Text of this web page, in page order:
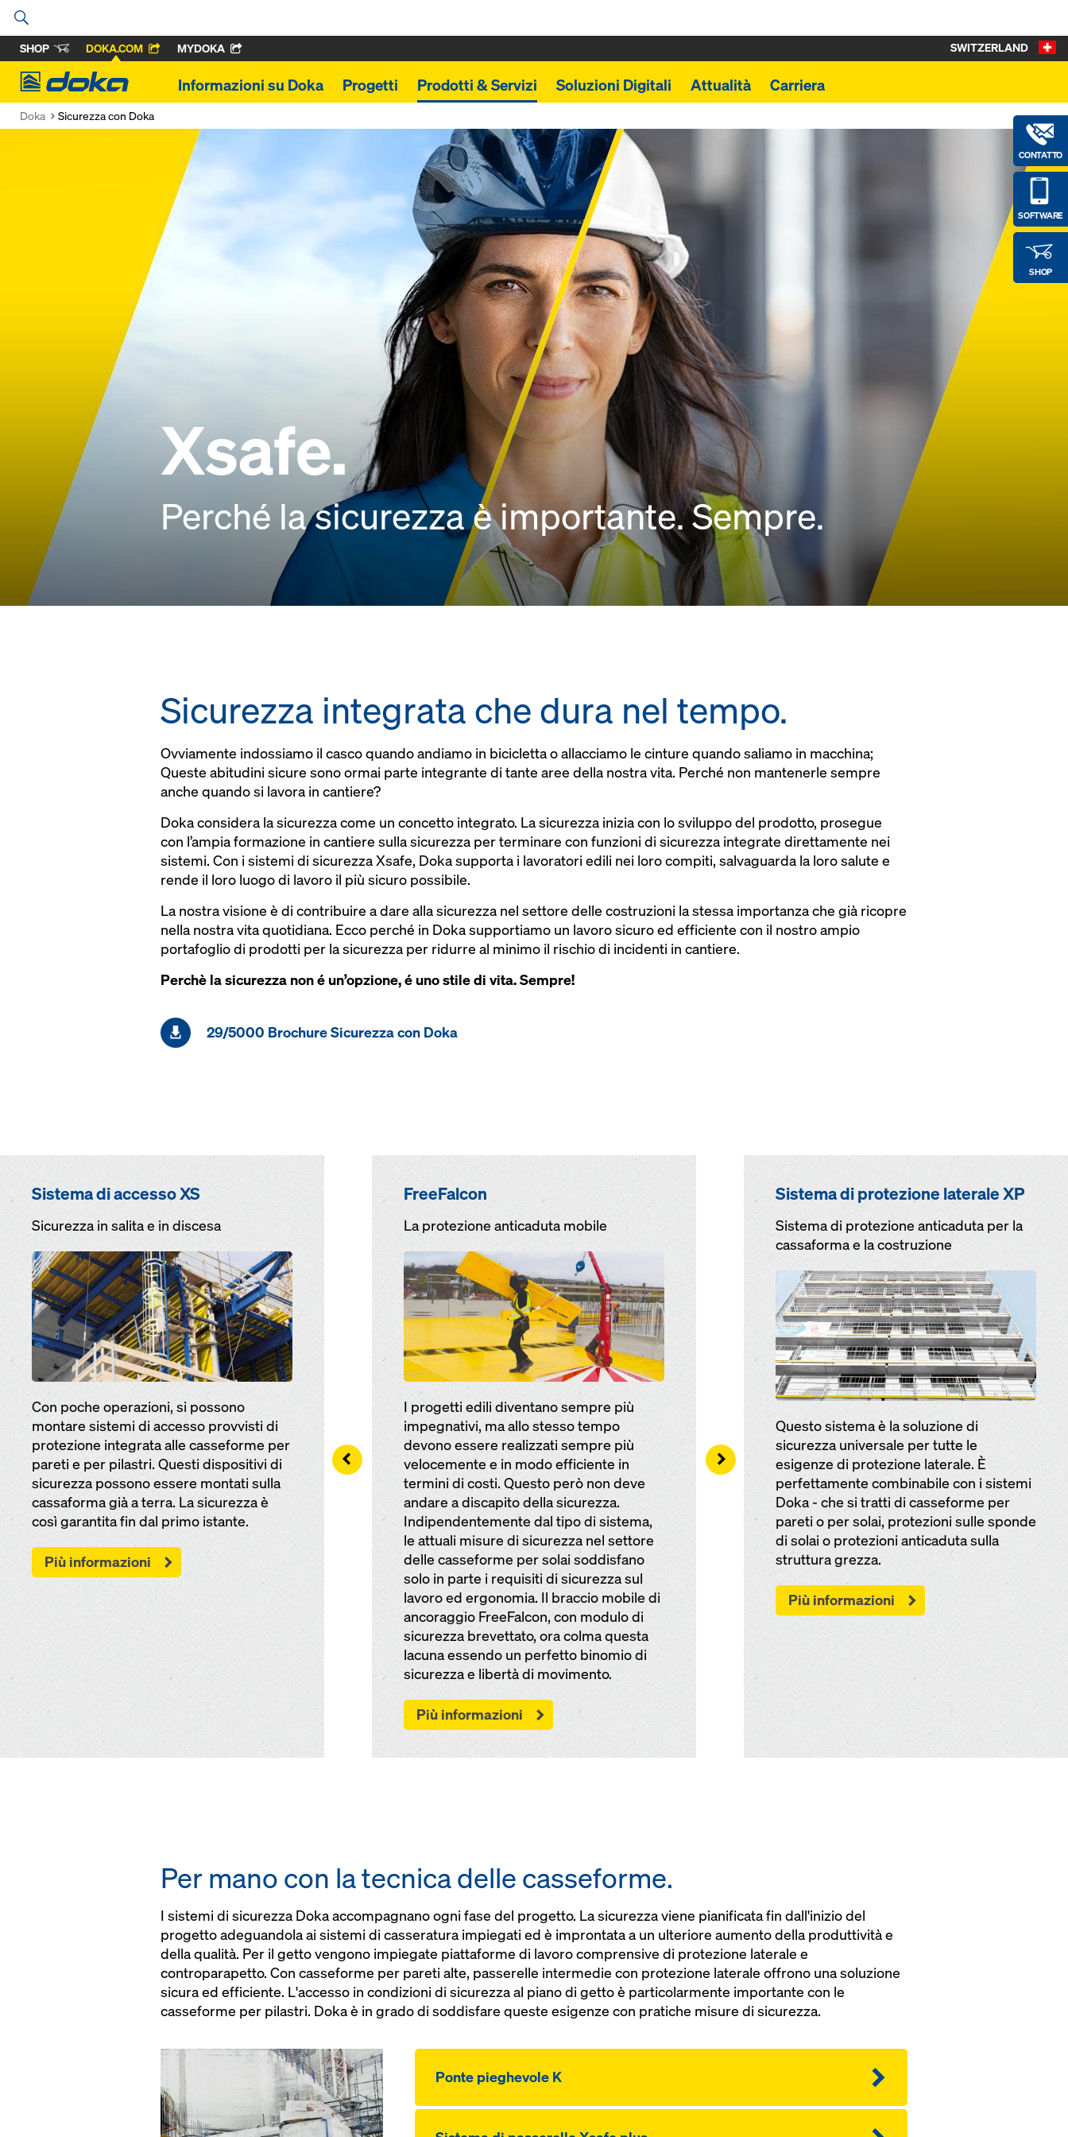
SHOP DOKA.COM MYDOKA
Doka
Informazioni su Doka Progetti Prodotti & Servizi Soluzioni Digitali Attualità Carriera
CONTATTO
SOFTWARE
SHOP
SWITZERLAND
Doka Sicurezza con Doka
Xsafe.
Perché la sicurezza è importante. Sempre.
Sicurezza integrata che dura nel tempo.
Ovviamente indossiamo il casco quando andiamo in bicicletta o allacciamo le cinture quando saliamo in macchina;
Queste abitudini sicure sono ormai parte integrante di tante aree della nostra vita. Perché non mantenerle sempre
anche quando si lavora in cantiere?
Doka considera la sicurezza come un concetto integrato. La sicurezza inizia con lo sviluppo del prodotto, prosegue
con l’ampia formazione in cantiere sulla sicurezza per terminare con funzioni di sicurezza integrate direttamente nei
sistemi. Con i sistemi di sicurezza Xsafe, Doka supporta i lavoratori edili nei loro compiti, salvaguarda la loro salute e
rende il loro luogo di lavoro il più sicuro possibile.
La nostra visione è di contribuire a dare alla sicurezza nel settore delle costruzioni la stessa importanza che già ricopre
nella nostra vita quotidiana. Ecco perché in Doka supportiamo un lavoro sicuro ed efficiente con il nostro ampio
portafoglio di prodotti per la sicurezza per ridurre al minimo il rischio di incidenti in cantiere.
Perchè la sicurezza non é un’opzione, é uno stile di vita. Sempre!
29/5000 Brochure Sicurezza con Doka
FreeFalcon
La protezione anticaduta mobile
Open
I progetti edili diventano sempre più
impegnativi, ma allo stesso tempo
devono essere realizzati sempre più
velocemente e in modo efficiente in
termini di costi. Questo però non deve
andare a discapito della sicurezza.
Indipendentemente dal tipo di sistema,
le attuali misure di sicurezza nel settore
delle casseforme per solai soddisfano
solo in parte i requisiti di sicurezza sul
lavoro ed ergonomia. Il braccio mobile di
ancoraggio FreeFalcon, con modulo di
sicurezza brevettato, ora colma questa
lacuna essendo un perfetto binomio di
sicurezza e libertà di movimento.
Più informazioni
Sistema di protezione laterale XP
Sistema di protezione anti­caduta per la
cas­saforma e la costruzione
Open
Questo sistema è la soluzione di
sicurezza universale per tutte le
esigenze di protezione laterale. È
perfettamente combinabile con i sistemi
Doka - che si tratti di cas­seforme per
pareti o per solai, protezioni sulle sponde
di solai o protezioni anti­caduta sulla
struttura grezza.
Più informazioni
Sistema di acces­so XS
Sicurezza in salita e in discesa
Open
Con poche operazioni, si pos­sono
montare sistemi di acces­so provvisti di
protezione integrata alle cas­seforme per
pareti e per pilastri. Questi dispositivi di
sicurezza pos­sono es­sere montati sulla
cas­saforma già a terra. La sicurezza è
così garantita fin dal primo istante.
Più informazioni
Left Right
Per mano con la tecnica delle casseforme.
I sistemi di sicurezza Doka accompagnano ogni fase del progetto. La sicurezza viene pianificata fin dall'inizio del
progetto adeguandola ai sistemi di casseratura impiegati ed è improntata a un ulteriore aumento della produttività e
della qualità. Per il getto vengono impiegate piattaforme di lavoro comprensive di protezione laterale e
controparapetto. Con casseforme per pareti alte, passerelle intermedie con protezione laterale offrono una soluzione
sicura ed efficiente. L'accesso in condizioni di sicurezza al piano di getto è particolarmente importante con le
casseforme per pilastri. Doka è in grado di soddisfare queste esigenze con pratiche misure di sicurezza.
Ponte pieghevole K